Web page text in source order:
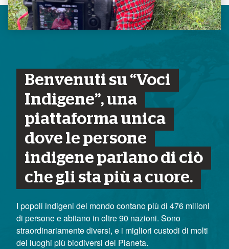
Benvenuti su “Voci
Indigene”, una
piattaforma unica
dove le persone
indigene parlano di ciò
che gli sta più a cuore.
I popoli indigeni del mondo contano più di 476 milioni
di persone e abitano in oltre 90 nazioni. Sono
straordinariamente diversi, e i migliori custodi di molti
dei luoghi più biodiversi del Pianeta.